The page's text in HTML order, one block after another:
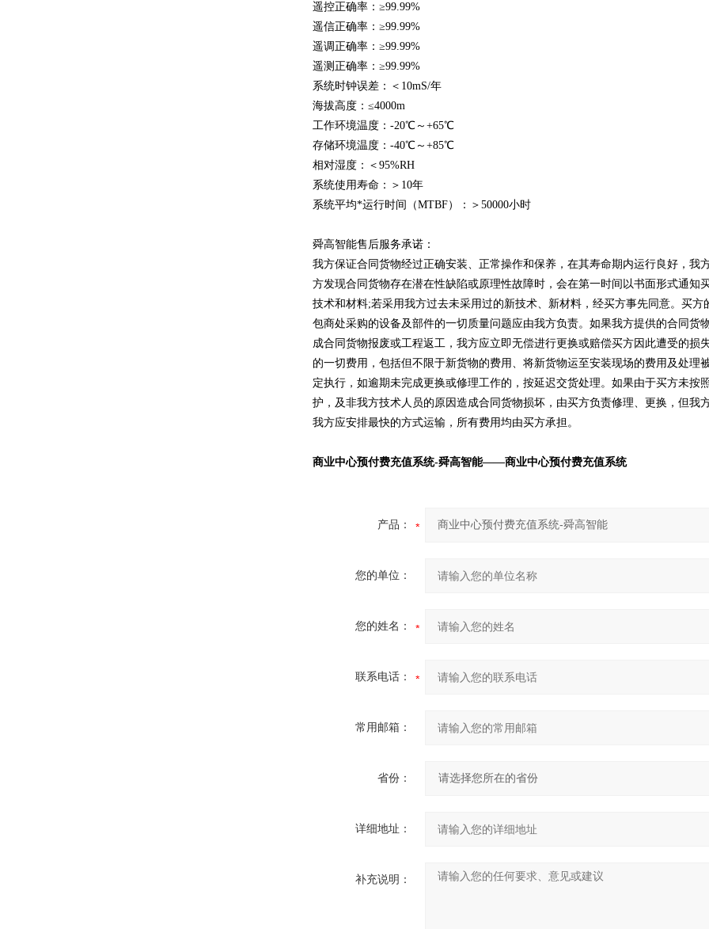
遥控正确率： ≥99.99%
遥信正确率： ≥99.99%
遥调正确率： ≥99.99%
遥测正确率： ≥99.99%
系统时钟误差：＜10mS/年
海拔高度：≤4000m
工作环境温度：-20℃～+65℃
存储环境温度：-40℃～+85℃
相对湿度：＜95%RH
系统使用寿命：＞10年
系统平均*运行时间（MTBF）：＞50000小时
舜高智能售后服务承诺：
我方保证合同货物经过正确安装、正常操作和保养，在其寿命期内运行良好，
方发现合同货物存在潜在性缺陷或原理性故障时，会在第一时间以书面形式通
技术和材料;若采用我方过去未采用过的新技术、新材料，经买方事先同意。买
包商处采购的设备及部件的一切质量问题应由我方负责。如果我方提供的合同
成合同货物报废或工程返工，我方应立即无偿进行更换或赔偿买方因此遭受的
的一切费用，包括但不限于新货物的费用、将新货物运至安装现场的费用及处
定执行，如逾期未完成更换或修理工作的，按延迟交货处理。如果由于买方未
护，及非我方技术人员的原因造成合同货物损坏，由买方负责修理、更换，但我
我方应安排最快的方式运输，所有费用均由买方承担。
商业中心预付费充值系统-舜高智能——商业中心预付费充值系统
产品：
您的单位：
您的姓名：
联系电话：
常用邮箱：
省份：
详细地址：
补充说明：